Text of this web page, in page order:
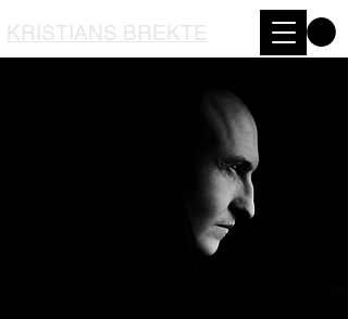
KRISTIANS BREKTE